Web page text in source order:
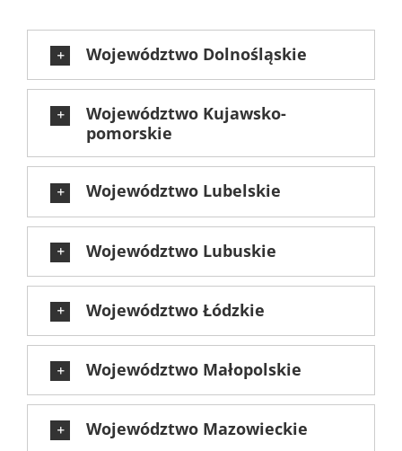
Województwo Dolnośląskie
Województwo Kujawsko-
pomorskie
Województwo Lubelskie
Województwo Lubuskie
Województwo Łódzkie
Województwo Małopolskie
Województwo Mazowieckie